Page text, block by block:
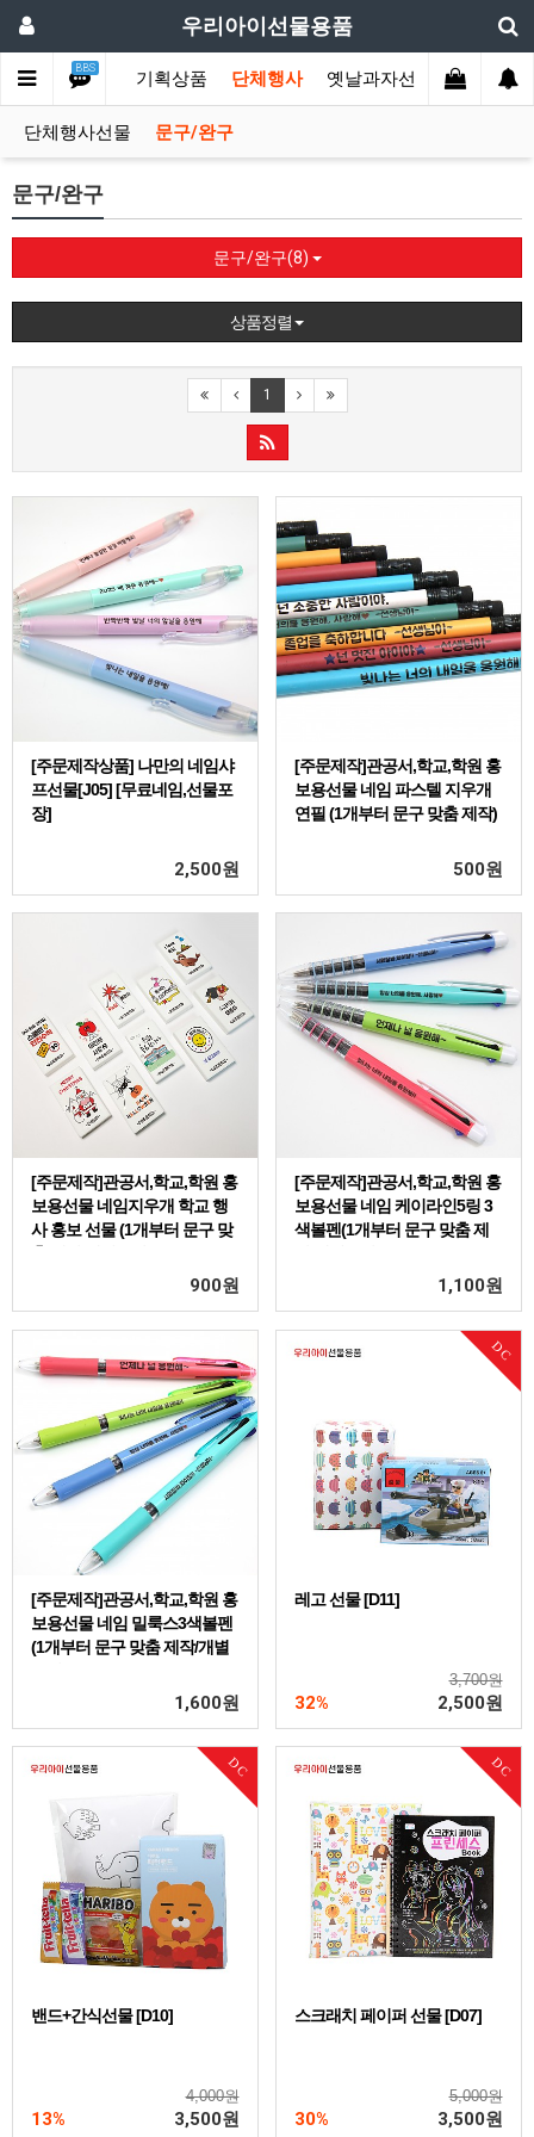
우리아이선물용품
BBS
스 기념일 기획상품 단체행사 옛날과자선물 과자
단체행사선물 문구/완구
문구/완구
문구/완구(8)
상품정렬
1
[주문제작상품] 나만의 네임샤
프선물[J05] [무료네임,선물포
장]
2,500원
[주문제작]관공서,학교,학원 홍
보용선물 네임 파스텔 지우개
연필 (1개부터 문구 맞춤 제작)
500원
[주문제작]관공서,학교,학원 홍
보용선물 네임지우개 학교 행
사 홍보 선물 (1개부터 문구 맞
춤 제작/개별포장)
900원
[주문제작]관공서,학교,학원 홍
보용선물 네임 케이라인5링 3
색볼펜(1개부터 문구 맞춤 제
1,100원
[주문제작]관공서,학교,학원 홍
보용선물 네임 밀룩스3색볼펜
(1개부터 문구 맞춤 제작/개별
1,600원
DC
레고 선물 [D11]
3,700원
32% 2,500원
DC
밴드+간식선물 [D10]
4,000원
13% 3,500원
DC
스크래치 페이퍼 선물 [D07]
5,000원
30% 3,500원